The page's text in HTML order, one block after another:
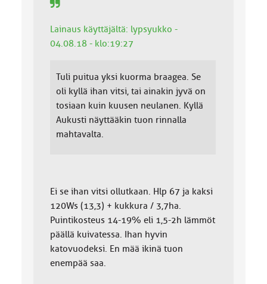
Lainaus käyttäjältä: lypsyukko -
04.08.18 - klo:19:27
Tuli puitua yksi kuorma braagea. Se
oli kyllä ihan vitsi, tai ainakin jyvä on
tosiaan kuin kuusen neulanen. Kyllä
Aukusti näyttääkin tuon rinnalla
mahtavalta.
Ei se ihan vitsi ollutkaan. Hlp 67 ja kaksi
120Ws (13,3) + kukkura / 3,7ha.
Puintikosteus 14-19% eli 1,5-2h lämmöt
päällä kuivatessa. Ihan hyvin
katovuodeksi. En mää ikinä tuon
enempää saa.